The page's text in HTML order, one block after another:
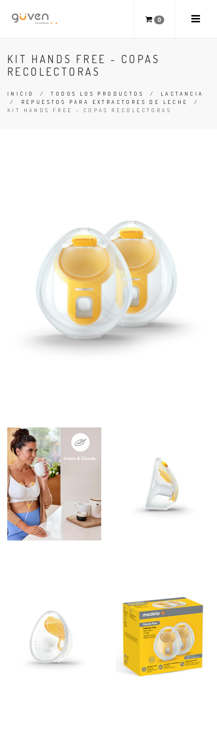
0
KIT HANDS FREE - COPAS
RECOLECTORAS
INICIO /TODOS LOS PRODUCTOS / LACTANCIA
/ REPUESTOS PARA EXTRACTORES DE LECHE
/
KIT HANDS FREE - COPAS RECOLECTORAS